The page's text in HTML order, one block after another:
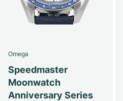
Omega
Speedmaster
Moonwatch
Anniversary Series